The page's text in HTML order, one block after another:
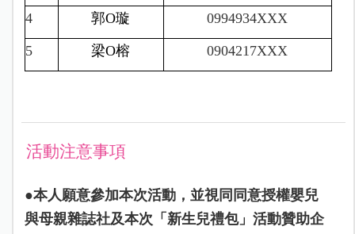
4 郭O璇 0994934XXX
5 梁O榕 0904217XXX
活動注意事項
●本人願意參加本次活動，並視同同意授權嬰兒
與母親雜誌社及本次「新生兒禮包」活動贊助企